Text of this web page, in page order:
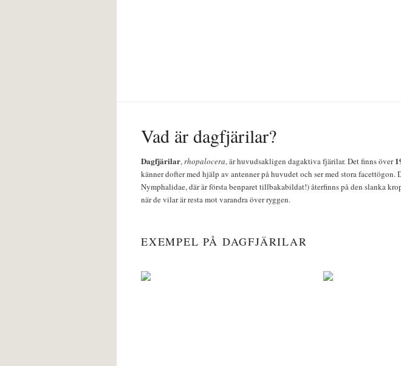
Vad är dagfjärilar?
Dagfjärilar,rhopalocera, är huvudsakligen dagaktiva fjärilar. Det finns över
känner dofter med hjälp av antenner på huvudet och ser med stora
Nymphalidae, där är första benparet tillbakabildat!) återfinns på den slanka
när de vilar är resta mot varandra över ryggen.
EXEMPEL PÅ DAGFJÄRILAR